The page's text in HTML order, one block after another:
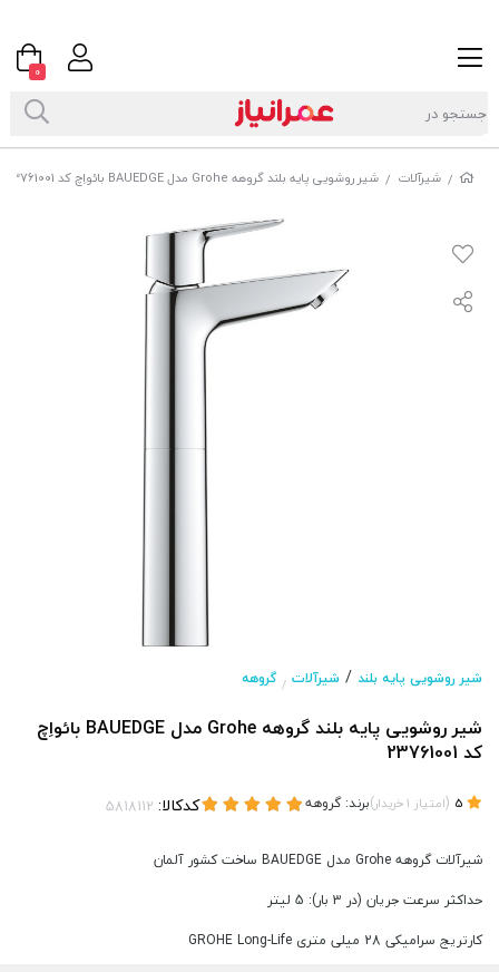
/ شیرآلات / شیر روشویی پایه بلند گروهه Grohe مدل BAUEDGE بائواِچ کد 23761001
شیر روشویی پایه بلند / شیرآلات / گروهه
شیر روشویی پایه بلند گروهه Grohe مدل BAUEDGE بائواِچ
کد 23761001
(امتیاز 1خریدار)برند:گروهه کدکالا:
شیرآلات گروهه Grohe مدل BAUEDGE ساخت کشور آلمان
حداکثر سرعت جریان (در 3 بار): 5 لیتر
کارتریج سرامیکی 28 میلی متری GROHE Long-Life
0